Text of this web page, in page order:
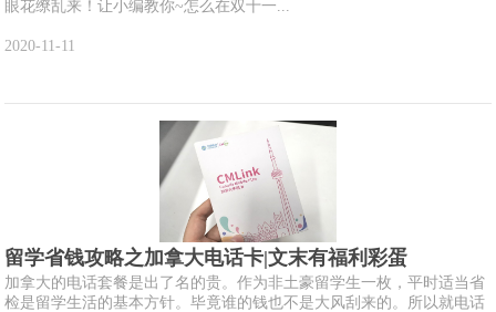
眼花缭乱来！让小编教你~怎么在双十一...
2020-11-11
留学省钱攻略之加拿大电话卡|文末有福利彩蛋
加拿大的电话套餐是出了名的贵。作为非土豪留学生一枚，平时适当省
检是留学生活的基本方针。毕竟谁的钱也不是大风刮来的。所以就电话